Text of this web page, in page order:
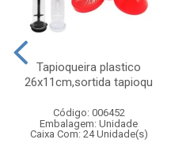
Tapioqueira plastico
26x11cm,sortida tapioqu
Código: 006452
Embalagem: Unidade
Caixa Com: 24 Unidade(s)